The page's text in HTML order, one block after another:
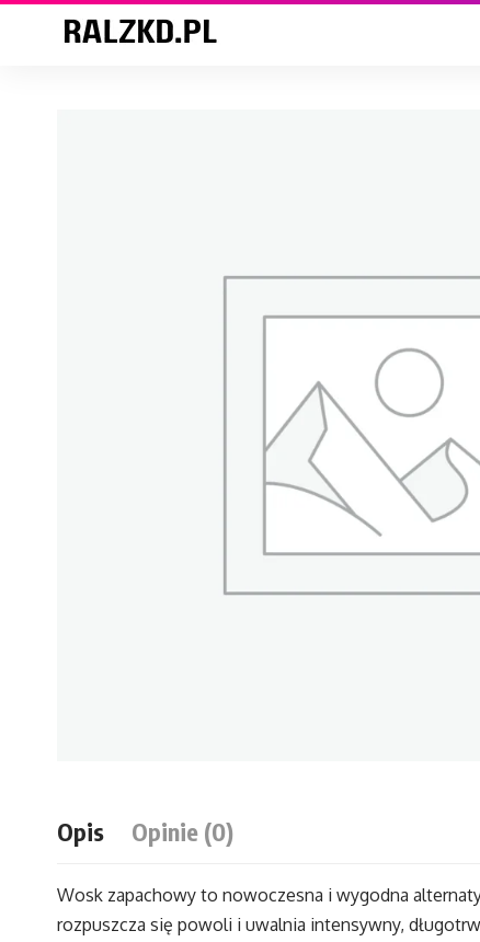
Opis Opinie (0)
Wosk zapachowy to nowoczesna i wygodna
rozpuszcza się powoli i uwalnia intensywny,